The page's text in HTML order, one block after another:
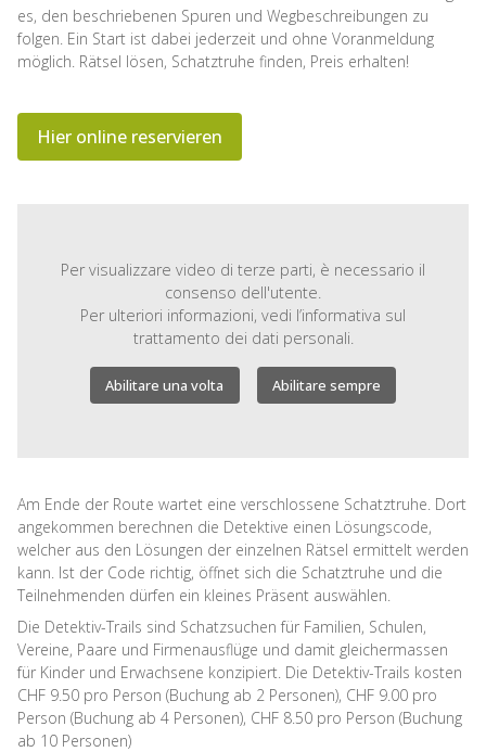
es, den beschriebenen Spuren und Wegbeschreibungen zu
folgen. Ein Start ist dabei jederzeit und ohne Voranmeldung
möglich. Rätsel lösen, Schatztruhe finden, Preis erhalten!
Hier online reservieren
Per visualizzare video di terze parti, è necessario il
consenso dell'utente.
Per ulteriori informazioni, vedi l’informativa sul
trattamento dei dati personali.
Abilitare una volta Abilitare sempre
Am Ende der Route wartet eine verschlossene Schatztruhe. Dort
angekommen berechnen die Detektive einen Lösungscode,
welcher aus den Lösungen der einzelnen Rätsel ermittelt werden
kann. Ist der Code richtig, öffnet sich die Schatztruhe und die
Teilnehmenden dürfen ein kleines Präsent auswählen.
Die Detektiv-Trails sind Schatzsuchen für Familien, Schulen,
Vereine, Paare und Firmenausflüge und damit gleichermassen
für Kinder und Erwachsene konzipiert. Die Detektiv-Trails kosten
CHF 9.50 pro Person (Buchung ab 2 Personen), CHF 9.00 pro
Person (Buchung ab 4 Personen), CHF 8.50 pro Person (Buchung
ab 10 Personen)